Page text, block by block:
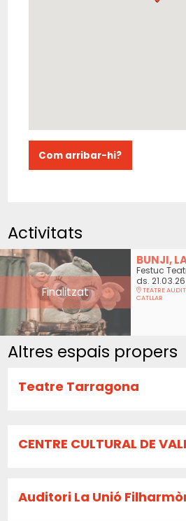
Com arribar-hi?
Activitats
Finalitzat
BUNJI,
Festuc
ds. 21.03.26
TEATRE
CATLLAR
Altres espais propers
Teatre Tarragona
CENTRE CULTURAL DE
Auditori La Unió